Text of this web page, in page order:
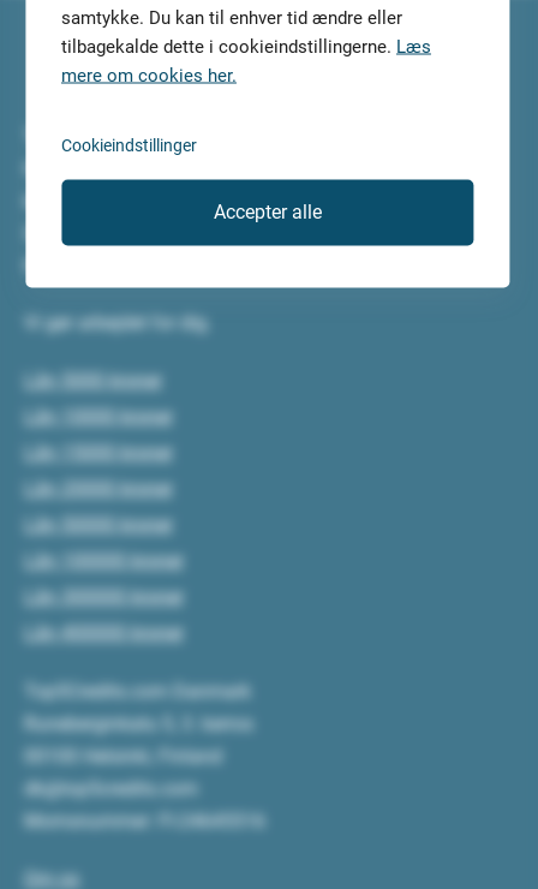
2022
Top5Credits.com har undersøgt de bedste lån til dig. Vi
koncentrere dig om at vælge det bedste lån til dig.
Vi gør arbejdet for dig.
Lån 5000 kroner
Lån 10000 kroner
Lån 15000 kroner
Lån 20000 kroner
Lån 50000 kroner
Lån 100000 kroner
Lån 300000 kroner
Lån 400000 kroner
Top5Credits.com Danmark
Runeberginkatu 5, 3. kerros
00100 Helsinki, Finland
dk@top5credits.com
Momsnummer: FI-24645516
Om os
samtykke. Du kan til enhver tid ændre eller
tilbagekalde dette i cookieindstillingerne. Læs
mere om cookies her.
Cookieindstillinger
Accepter alle